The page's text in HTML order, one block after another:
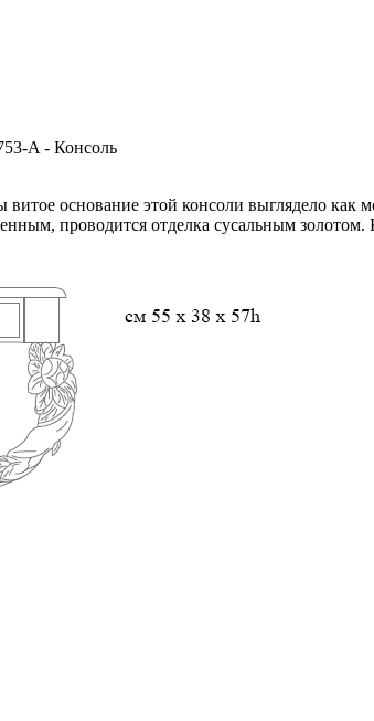
A - Консоль
витое основание этой консоли выглядело
проводится отделка сусальным